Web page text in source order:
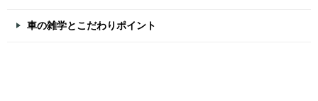
車の雑学とこだわりポイント